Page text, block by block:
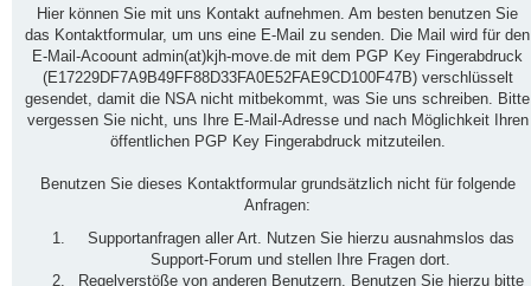
Hier können Sie mit uns Kontakt aufnehmen. Am besten benutzen Sie
das Kontaktformular, um uns eine E-Mail zu senden. Die Mail wird für den
E-Mail-Acoount admin(at)kjh-move.de mit dem PGP Key Fingerabdruck
(E17229DF7A9B49FF88D33FA0E52FAE9CD100F47B) verschlüsselt
gesendet, damit die NSA nicht mitbekommt, was Sie uns schreiben. Bitte
vergessen Sie nicht, uns Ihre E-Mail-Adresse und nach Möglichkeit Ihren
öffentlichen PGP Key Fingerabdruck mitzuteilen.
Benutzen Sie dieses Kontaktformular grundsätzlich nicht für folgende
Anfragen:
Supportanfragen aller Art. Nutzen Sie hierzu ausnahmslos das
Support-Forum und stellen Ihre Fragen dort.
Regelverstöße von anderen Benutzern. Benutzen Sie hierzu bitte